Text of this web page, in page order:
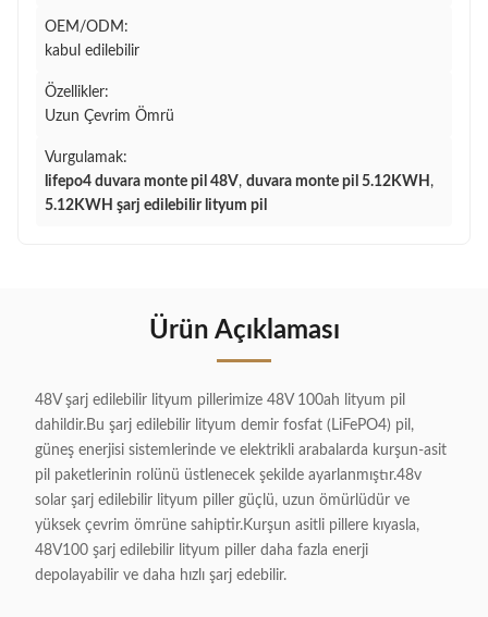
OEM/ODM:
kabul edilebilir
Özellikler:
Uzun Çevrim Ömrü
Vurgulamak:
lifepo4 duvara monte pil 48V, duvara monte pil 5.12KWH ,
5.12KWH şarj edilebilir lityum pil
Ürün Açıklaması
48V şarj edilebilir lityum pillerimize 48V 100ah lityum pil
dahildir.Bu şarj edilebilir lityum demir fosfat (LiFePO4) pil,
güneş enerjisi sistemlerinde ve elektrikli arabalarda kurşun-asit
pil paketlerinin rolünü üstlenecek şekilde ayarlanmıştır.48v
solar şarj edilebilir lityum piller güçlü, uzun ömürlüdür ve
yüksek çevrim ömrüne sahiptir.Kurşun asitli pillere kıyasla,
48V100 şarj edilebilir lityum piller daha fazla enerji
depolayabilir ve daha hızlı şarj edebilir.